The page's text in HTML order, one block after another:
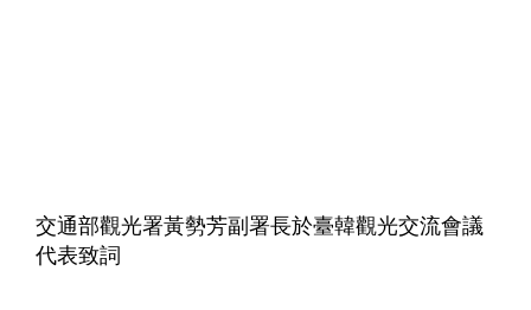
交通部觀光署黃勢芳副署長於臺韓觀光交流會議
代表致詞